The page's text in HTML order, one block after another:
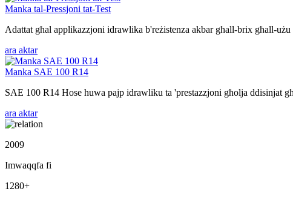
Manka tal-Pressjoni tat-Test
Adattat għal applikazzjoni idrawlika b'reżistenza akbar għall-brix għall-
ara aktar
Manka SAE 100 R14
SAE 100 R14 Hose huwa pajp idrawliku ta 'prestazzjoni għolja ddisinjat
ara aktar
2009
Imwaqqfa fi
1280+